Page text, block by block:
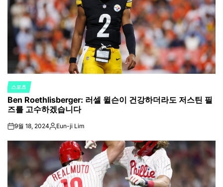
POSTED
IN
스포츠
Ben Roethlisberger: 러셀 윌슨이 건강하더라도 저스틴 필
즈를 고수하겠습니다
on9월 18, 2024Posted
Eun-ji Lim